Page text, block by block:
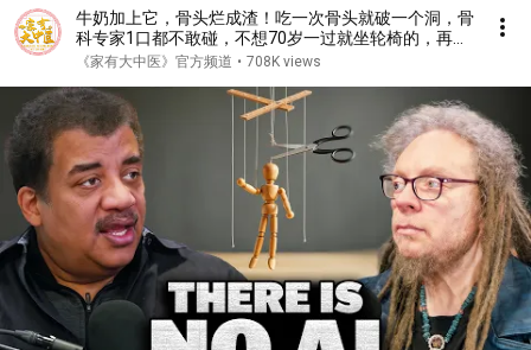
牛奶加上它，骨头烂成渣！吃一次骨头就破一个洞，骨
科专家1口都不敢碰，不想70岁一过就坐轮椅的，再喜
欢都要忌口！【家庭大医生】
《家有大中医》官方频道 • 708K views